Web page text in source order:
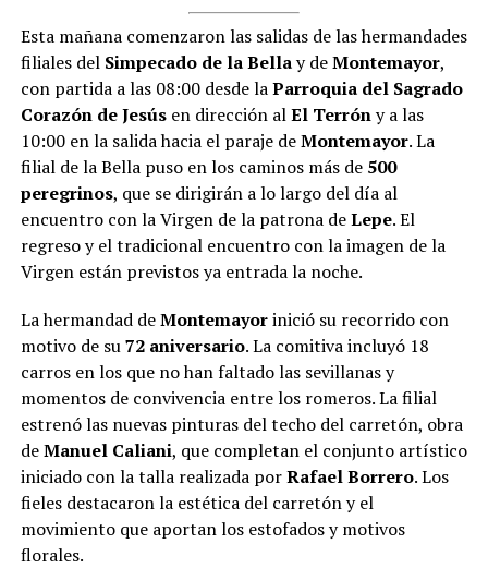
Esta mañana comenzaron las salidas de las hermandades
filiales del Simpecado de la Bellay deMontemayor,
con partida a las 08:00 desde laParroquia del Sagrado
Corazón de Jesúsen dirección alEl Terróny a las
10:00 en la salida hacia el paraje deMontemayor. La
filial de la Bella puso en los caminos más de 500
peregrinos, que se dirigirán a lo largo del día al
encuentro con la Virgen de la patrona deLepe. El
regreso y el tradicional encuentro con la imagen de la
Virgen están previstos ya entrada la noche.
La hermandad deMontemayorinició su recorrido con
motivo de su72 aniversario. La comitiva incluyó 18
carros en los que no han faltado las sevillanas y
momentos de convivencia entre los romeros. La filial
estrenó las nuevas pinturas del techo del carretón, obra
deManuel Caliani, que completan el conjunto artístico
iniciado con la talla realizada porRafael Borrero. Los
fieles destacaron la estética del carretón y el
movimiento que aportan los estofados y motivos
florales.